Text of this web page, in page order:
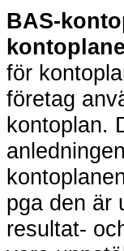
BAS-
för
företag
kontoplan.
pga den är
resultat-